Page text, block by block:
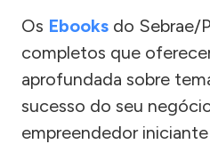
Os Ebooks do Sebrae/
completos que
aprofundada sobre
sucesso do seu
empreendedor